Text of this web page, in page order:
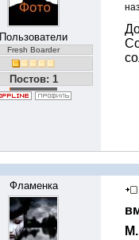
Пользователи
Fresh Boarder
Постов: 1
Фламенка